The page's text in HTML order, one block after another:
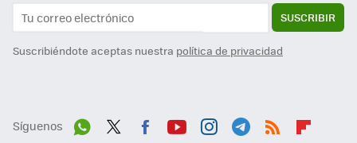
SUSCRIBIR
Suscribiéndote aceptas nuestra política de privacidad
Síguenos